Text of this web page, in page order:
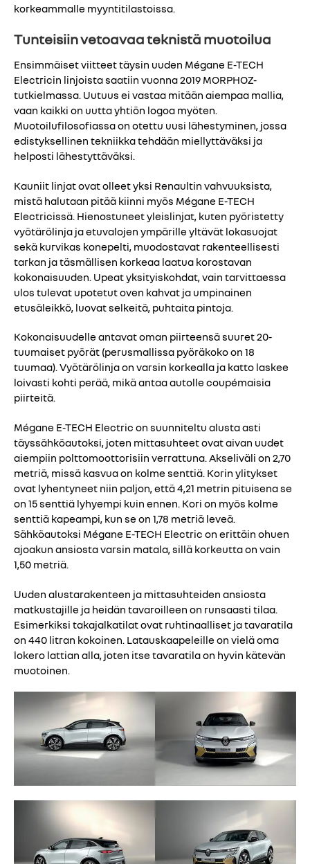
korkeammalle myyntitilastoissa.
Tunteisiin vetoavaa teknistä muotoilua
Ensimmäiset viitteet täysin uuden Mégane E-TECH
Electricin linjoista saatiin vuonna 2019 MORPHOZ-
tutkielmassa. Uutuus ei vastaa mitään aiempaa mallia,
vaan kaikki on uutta yhtiön logoa myöten.
Muotoilufilosofiassa on otettu uusi lähestyminen, jossa
edistyksellinen tekniikka tehdään miellyttäväksi ja
helposti lähestyttäväksi.
Kauniit linjat ovat olleet yksi Renaultin vahvuuksista,
mistä halutaan pitää kiinni myös Mégane E-TECH
Electricissä. Hienostuneet yleislinjat, kuten pyöristetty
vyötärölinja ja etuvalojen ympärille yltävät lokasuojat
sekä kurvikas konepelti, muodostavat rakenteellisesti
tarkan ja täsmällisen korkeaa laatua korostavan
kokonaisuuden. Upeat yksityiskohdat, vain tarvittaessa
ulos tulevat upotetut oven kahvat ja umpinainen
etusäleikkö, luovat selkeitä, puhtaita pintoja.
Kokonaisuudelle antavat oman piirteensä suuret 20-
tuumaiset pyörät (perusmallissa pyöräkoko on 18
tuumaa). Vyötärölinja on varsin korkealla ja katto laskee
loivasti kohti perää, mikä antaa autolle coupémaisia
piirteitä.
Mégane E-TECH Electric on suunniteltu alusta asti
täyssähköautoksi, joten mittasuhteet ovat aivan uudet
aiempiin polttomoottorisiin verrattuna. Akseliväli on 2,70
metriä, missä kasvua on kolme senttiä. Korin ylitykset
ovat lyhentyneet niin paljon, että 4,21 metrin pituisena se
on 15 senttiä lyhyempi kuin ennen. Kori on myös kolme
senttiä kapeampi, kun se on 1,78 metriä leveä.
Sähköautoksi Mégane E-TECH Electric on erittäin ohuen
ajoakun ansiosta varsin matala, sillä korkeutta on vain
1,50 metriä.
Uuden alustarakenteen ja mittasuhteiden ansiosta
matkustajille ja heidän tavaroilleen on runsaasti tilaa.
Esimerkiksi takajalkatilat ovat ruhtinaalliset ja tavaratila
on 440 litran kokoinen. Latauskaapeleille on vielä oma
lokero lattian alla, joten itse tavaratila on hyvin kätevän
muotoinen.